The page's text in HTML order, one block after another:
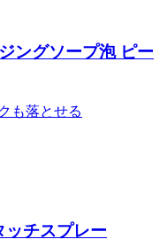
ングソープ泡 ピー
も落とせる
チスプレー